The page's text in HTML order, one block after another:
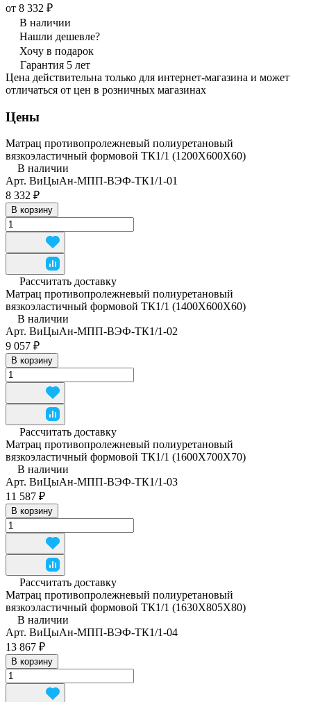
от 8 332 ₽
В наличии
Нашли дешевле?
Хочу в подарок
Гарантия 5 лет
Цена действительна только для интернет-магазина и может
отличаться от цен в розничных магазинах
Цены
Матрац противопролежневый полиуретановый
вязкоэластичный формовой ТК1/1 (1200Х600Х60)
В наличии
Арт. ВиЦыАн-МПП-ВЭФ-ТК1/1-01
8 332 ₽
В корзину
Рассчитать доставку
Матрац противопролежневый полиуретановый
вязкоэластичный формовой ТК1/1 (1400Х600Х60)
В наличии
Арт. ВиЦыАн-МПП-ВЭФ-ТК1/1-02
9 057 ₽
В корзину
Рассчитать доставку
Матрац противопролежневый полиуретановый
вязкоэластичный формовой ТК1/1 (1600Х700Х70)
В наличии
Арт. ВиЦыАн-МПП-ВЭФ-ТК1/1-03
11 587 ₽
В корзину
Рассчитать доставку
Матрац противопролежневый полиуретановый
вязкоэластичный формовой ТК1/1 (1630Х805Х80)
В наличии
Арт. ВиЦыАн-МПП-ВЭФ-ТК1/1-04
13 867 ₽
В корзину